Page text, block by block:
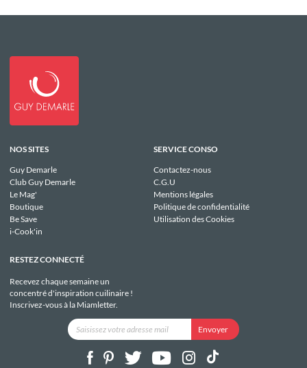
NOS SITES
Guy Demarle
Club Guy Demarle
Le Mag'
Boutique
Be Save
i-Cook'in
SERVICE CONSO
Contactez-nous
C.G.U
Mentions légales
Politique de confidentialité
Utilisation des Cookies
RESTEZ CONNECTÉ
Recevez chaque semaine un
concentré d'inspiration cuilinaire !
Inscrivez-vous à la Miamletter.